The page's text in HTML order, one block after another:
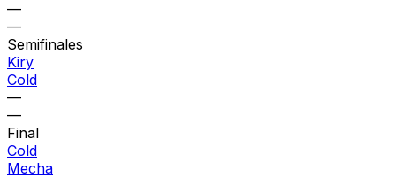
—
—
Semifinales
Kiry
Cold
—
—
Final
Cold
Mecha